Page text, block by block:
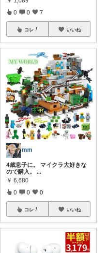
0 0 7
コレ いいね
mm
4歳息子に。 マイクラ大好きな
ので購入。 ...
￥ 6,680
0 0 0
コレ いいね